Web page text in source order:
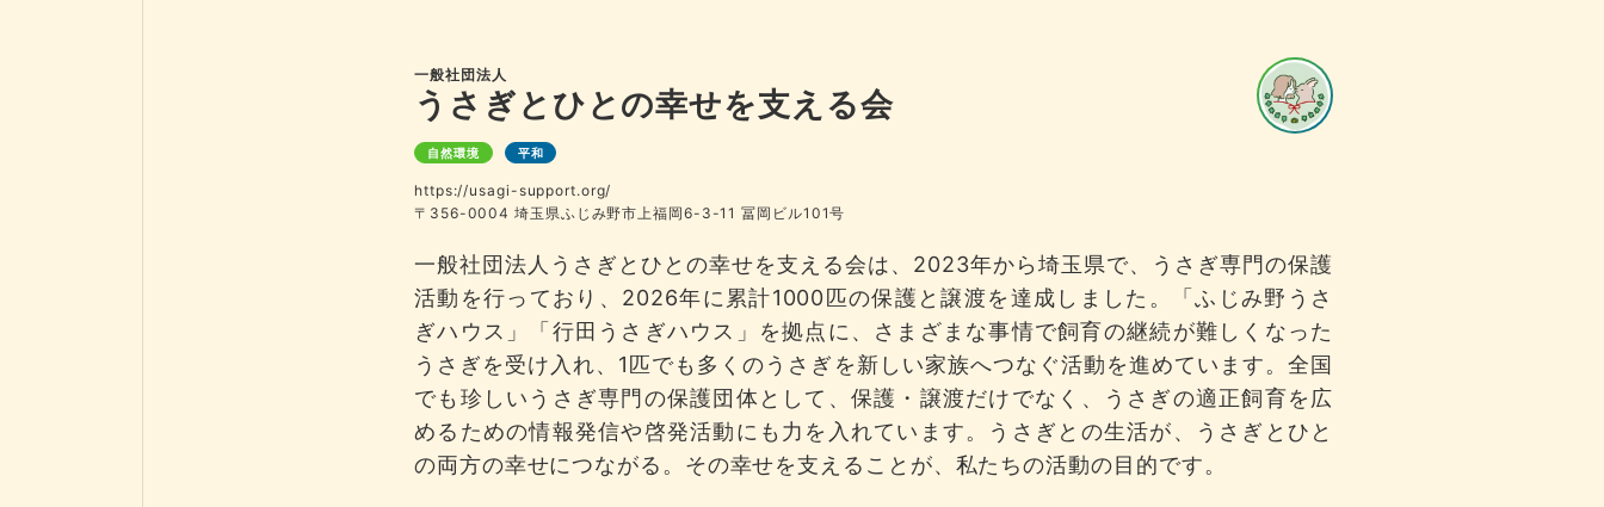
一般社団法人
うさぎとひとの幸せを支える会
自然環境 平和
https://usagi-support.org/
〒356-0004 埼玉県ふじみ野市上福岡6-3-11 冨岡ビル101号
一般社団法人うさぎとひとの幸せを支える会は、2023年から埼玉県で、うさぎ専門の保護
活動を行っており、2026年に累計1000匹の保護と譲渡を達成しました。「ふじみ野うさ
ぎハウス」「行田うさぎハウス」を拠点に、さまざまな事情で飼育の継続が難しくなった
うさぎを受け入れ、1匹でも多くのうさぎを新しい家族へつなぐ活動を進めています。全国
でも珍しいうさぎ専門の保護団体として、保護・譲渡だけでなく、うさぎの適正飼育を広
めるための情報発信や啓発活動にも力を入れています。うさぎとの生活が、うさぎとひと
の両方の幸せにつながる。その幸せを支えることが、私たちの活動の目的です。